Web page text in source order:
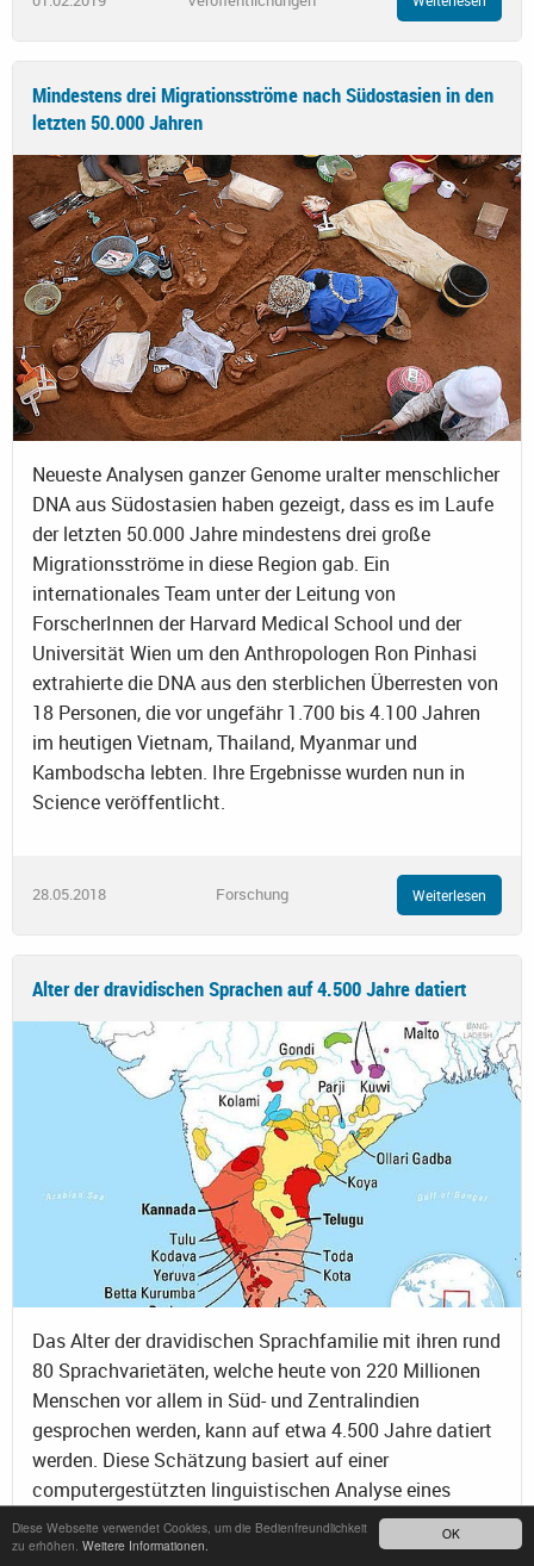
OK
Diese Webseite verwendet Cookies, um die Bedienfreundlichkeit
zu erhöhen. Weitere Informationen.
Mindestens drei Migrationsströme nach Südostasien in den
letzten 50.000 Jahren
Neueste Analysen ganzer Genome uralter menschlicher
DNA aus Südostasien haben gezeigt, dass es im Laufe
der letzten 50.000 Jahre mindestens drei große
Migrationsströme in diese Region gab. Ein
internationales Team unter der Leitung von
ForscherInnen der Harvard Medical School und der
Universität Wien um den Anthropologen Ron Pinhasi
extrahierte die DNA aus den sterblichen Überresten von
18 Personen, die vor ungefähr 1.700 bis 4.100 Jahren
im heutigen Vietnam, Thailand, Myanmar und
Kambodscha lebten. Ihre Ergebnisse wurden nun in
Science veröffentlicht.
28.05.2018 Forschung Weiterlesen
Alter der dravidischen Sprachen auf 4.500 Jahre datiert
Das Alter der dravidischen Sprachfamilie mit ihren rund
80 Sprachvarietäten, welche heute von 220 Millionen
Menschen vor allem in Süd- und Zentralindien
gesprochen werden, kann auf etwa 4.500 Jahre datiert
werden. Diese Schätzung basiert auf einer
computergestützten linguistischen Analyse eines
internationalen Forschungsteams unter Leitung des
Max-Planck-Instituts für Menschheitsgeschichte.